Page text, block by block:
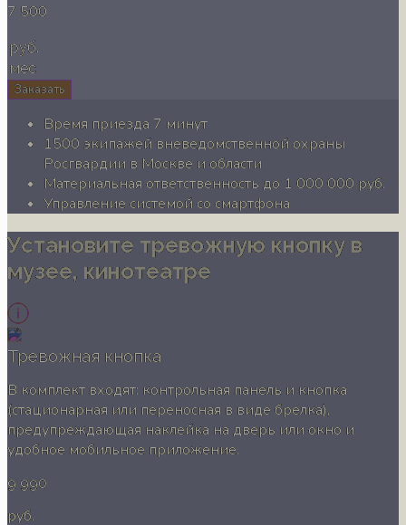
7 500
руб.
мес
Заказать
Время приезда 7 минут
1500 экипажей вневедомственной охраны
Росгвардии в Москве и области
Материальная ответственность до 1 000 000 руб.
Управление системой со смартфона
Установите тревожную кнопку в
музее, кинотеатре
Тревожная кнопка
В комплект входят: контрольная панель и кнопка
(стационарная или переносная в виде брелка),
предупреждающая наклейка на дверь или окно и
удобное мобильное приложение.
9 990
руб.